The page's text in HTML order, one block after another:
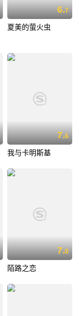
6.7
夏美的萤火虫
7.6
我与卡明斯基
7.0
陌路之恋